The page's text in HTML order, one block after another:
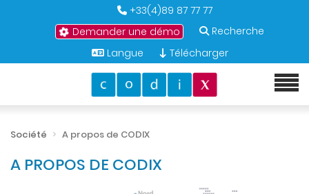
+33(4)89 87 77 77
Demander une démo
Recherche
Langue
Télécharger
Société A propos de CODIX
A PROPOS DE CODIX